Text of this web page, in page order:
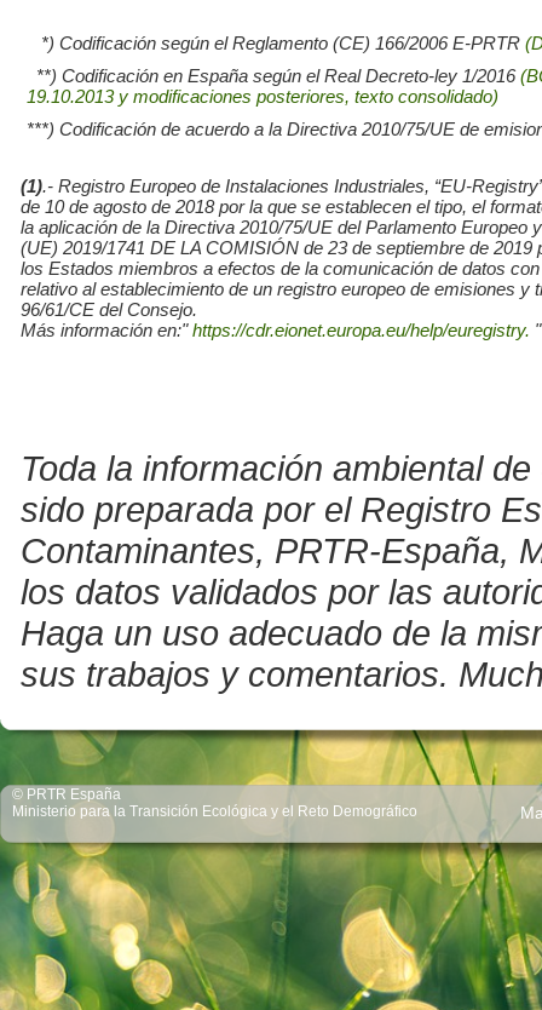
*) Codificación según el Reglamento (CE) 166/2006 E-PRTR
**) Codificación en España según el Real Decreto-ley 1/2016
19.10.2013 y modificaciones posteriores, texto consolidado)
***) Codificación de acuerdo a la Directiva 2010/75/UE de
(1).- Registro Europeo de Instalaciones Industriales, “EU-
de 10 de agosto de 2018 por la que se establecen el tipo, el
la aplicación de la Directiva 2010/75/UE del Parlamento
(UE) 2019/1741 DE LA COMISIÓN de 23 de septiembre de
los Estados miembros a efectos de la comunicación de datos
relativo al establecimiento de un registro europeo de emisiones
96/61/CE del Consejo.
Más información en:"https://cdr.eionet.europa.eu/help/euregistry. "
Toda la información ambiental
sido preparada por el Registro
Contaminantes, PRTR-España,
los datos validados por las
Haga un uso adecuado de la
sus trabajos y comentarios.
© PRTR España
Ministerio para la Transición Ecológica y el Reto Demográfico